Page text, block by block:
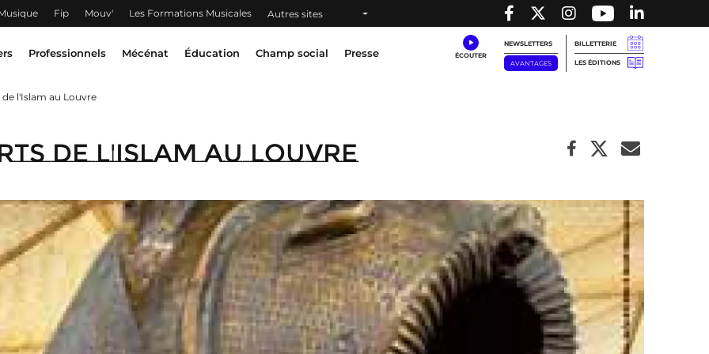
Fip Mouv' Les Formations Musicales Autres sites
Professionnels Mécénat Éducation Champ social Presse
NEWSLETTERS
AVANTAGES
BILLETTERIE
LES ÉDITIONS
l'Islam au Louvre
de l'Islam au Louvre